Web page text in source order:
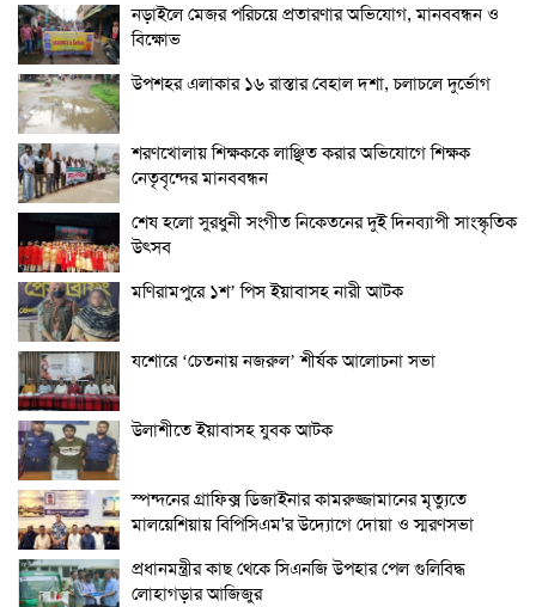
নড়াইলে মেজর পরিচয়ে প্রতারণার অভিযোগ, মানববন্ধন ও
বিক্ষোভ
উপশহর এলাকার ১৬ রাস্তার বেহাল দশা, চলাচলে দুর্ভোগ
শরণখোলায় শিক্ষককে লাঞ্ছিত করার অভিযোগে শিক্ষক
নেতৃবৃন্দের মানববন্ধন
শেষ হলো সুরধুনী সংগীত নিকেতনের দুই দিনব্যাপী সাংস্কৃতিক
উৎসব
মণিরামপুরে ১শ’ পিস ইয়াবাসহ নারী আটক
যশোরে ‘চেতনায় নজরুল’ শীর্ষক আলোচনা সভা
উলাশীতে ইয়াবাসহ যুবক আটক
স্পন্দনের গ্রাফিক্স ডিজাইনার কামরুজ্জামানের মৃত্যুতে
মালয়েশিয়ায় বিপিসিএম'র উদ্যোগে দোয়া ও স্মরণসভা
প্রধানমন্ত্রীর কাছ থেকে সিএনজি উপহার পেল গুলিবিদ্ধ
লোহাগড়ার আজিজুর